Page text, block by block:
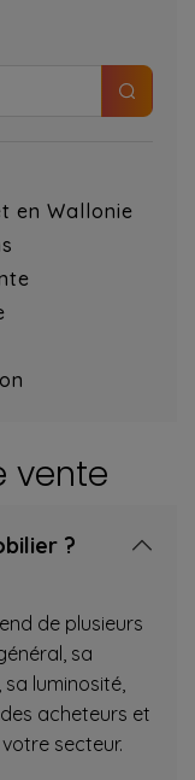
en Wallonie
vente
?
de plusieurs
sa
sa luminosité,
acheteurs et
secteur.